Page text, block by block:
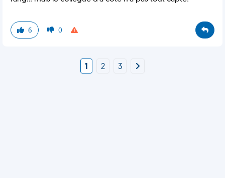
6 0
1 2 3